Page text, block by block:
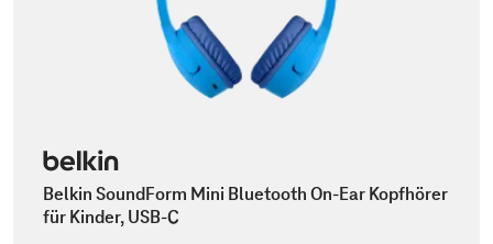
Belkin SoundForm Mini Bluetooth On-Ear Kopfhörer
für Kinder, USB-C